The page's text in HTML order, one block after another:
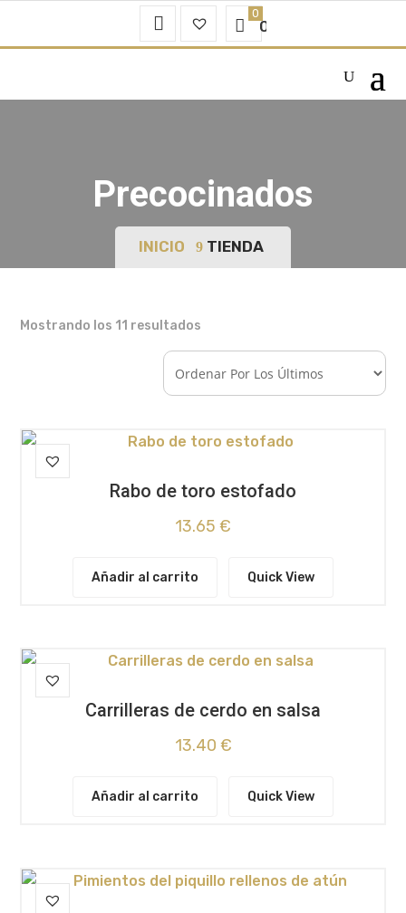
Mi Favoritos
0.00
Precocinados
INICIO TIENDA
Mostrando los 11 resultados
por
los
últimos
Rabo de toro estofado
13.65 €
Añadir al carrito Quick View
Carrilleras de cerdo en salsa
13.40 €
Añadir al carrito Quick View